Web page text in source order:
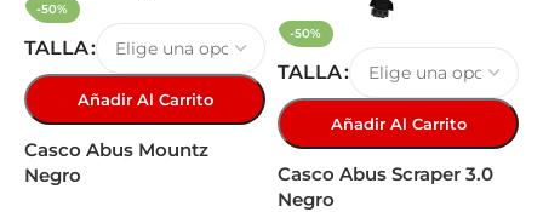
-50%
TALLA
Añadir Al Carrito
Casco Abus Mountz
Negro
-50%
TALLA
Añadir Al Carrito
Casco Abus Scraper 3.0
Negro